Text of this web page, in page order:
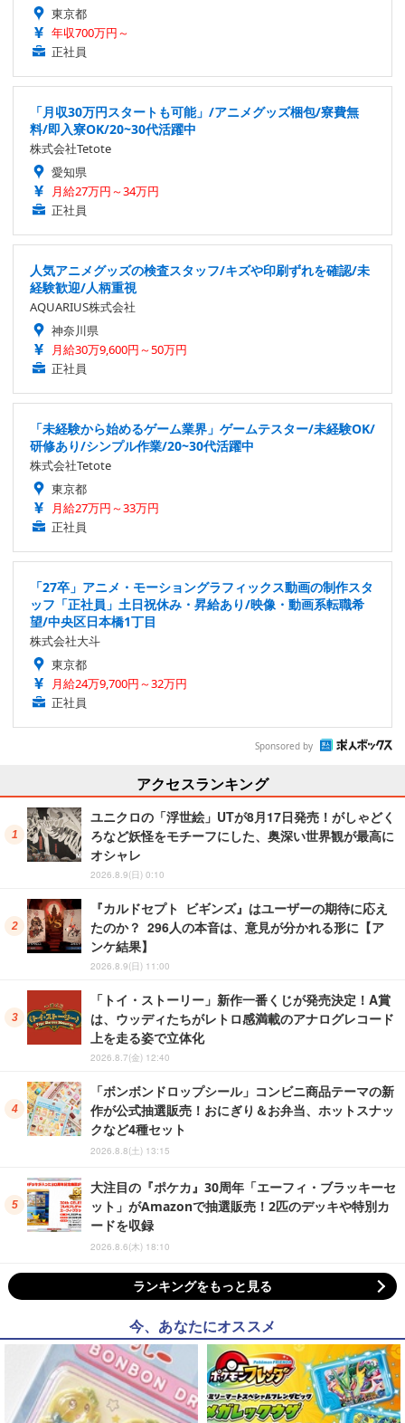
東京都
年収700万円～
正社員
「月収30万円スタートも可能」/アニメグッズ梱包/寮費無
料/即入寮OK/20~30代活躍中
株式会社Tetote
愛知県
月給27万円～34万円
正社員
人気アニメグッズの検査スタッフ/キズや印刷ずれを確認/未
経験歓迎/人柄重視
AQUARIUS株式会社
神奈川県
月給30万9,600円～50万円
正社員
「未経験から始めるゲーム業界」ゲームテスター/未経験OK/
研修あり/シンプル作業/20~30代活躍中
株式会社Tetote
東京都
月給27万円～33万円
正社員
「27卒」アニメ・モーショングラフィックス動画の制作スタ
ッフ「正社員」土日祝休み・昇給あり/映像・動画系転職希
望/中央区日本橋1丁目
株式会社大斗
東京都
月給24万9,700円～32万円
正社員
Sponsored by
アクセスランキング
ユニクロの「浮世絵」UTが8月17日発売！がしゃどく
ろなど妖怪をモチーフにした、奥深い世界観が最高に
オシャレ
2026.8.9(日) 0:10
『カルドセプト ビギンズ』はユーザーの期待に応え
たのか？ 296人の本音は、意見が分かれる形に【ア
ンケ結果】
2026.8.9(日) 11:00
「トイ・ストーリー」新作一番くじが発売決定！A賞
は、ウッディたちがレトロ感満載のアナログレコード
上を走る姿で立体化
2026.8.7(金) 12:40
「ボンボンドロップシール」コンビニ商品テーマの新
作が公式抽選販売！おにぎり＆お弁当、ホットスナッ
クなど4種セット
2026.8.8(土) 13:15
大注目の『ポケカ』30周年「エーフィ・ブラッキーセ
ット」がAmazonで抽選販売！2匹のデッキや特別カ
ードを収録
2026.8.6(木) 18:10
ランキングをもっと見る
今、あなたにオススメ